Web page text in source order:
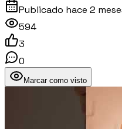
Publicado hace 2
594
3
0
Marcar como visto